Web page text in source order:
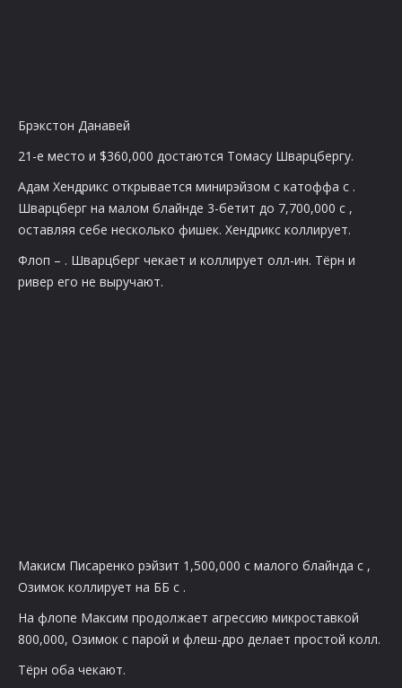
Брэкстон Данавей
21-е место и $360,000 достаются Томасу Шварцбергу.
Адам Хендрикс открывается минирэйзом с катоффа с .
Шварцберг на малом блайнде 3-бетит до 7,700,000 с ,
оставляя себе несколько фишек. Хендрикс коллирует.
Флоп – . Шварцберг чекает и коллирует олл-ин. Тёрн и
ривер его не выручают.
Макисм Писаренко рэйзит 1,500,000 с малого блайнда с ,
Озимок коллирует на ББ с .
На флопе Максим продолжает агрессию микроставкой
800,000, Озимок с парой и флеш-дро делает простой колл.
Тёрн оба чекают.